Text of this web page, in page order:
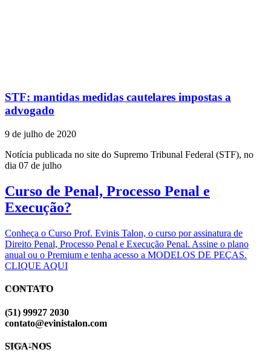
STF: mantidas medidas cautelares impostas a
advogado
9 de julho de 2020
Notícia publicada no site do Supremo Tribunal Federal (STF), no
dia 07 de julho
Curso de Penal, Processo Penal e
Execução?
Conheça o Curso Prof. Evinis Talon, o curso por assinatura de
Direito Penal, Processo Penal e Execução Penal. Assine o plano
anual ou o Premium e tenha acesso a MODELOS DE PEÇAS.
CLIQUE AQUI
EVINIS TALON
CONTATO
(51) 99927 2030
contato@evinistalon.com
EVINIS TALON
SIGA-NOS